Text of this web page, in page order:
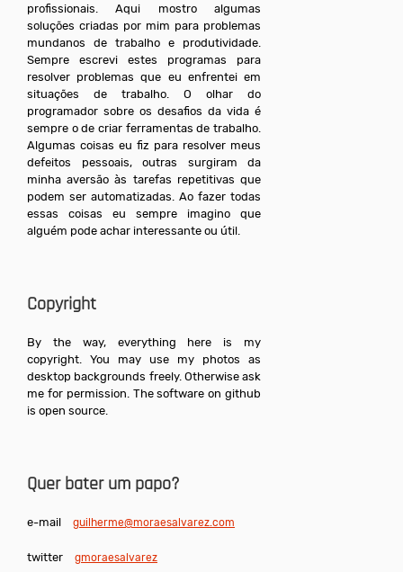
profissionais. Aqui mostro algumas
soluções criadas por mim para problemas
mundanos de trabalho e produtividade.
Sempre escrevi estes programas para
resolver problemas que eu enfrentei em
situações de trabalho. O olhar do
programador sobre os desafios da vida é
sempre o de criar ferramentas de trabalho.
Algumas coisas eu fiz para resolver meus
defeitos pessoais, outras surgiram da
minha aversão às tarefas repetitivas que
podem ser automatizadas. Ao fazer todas
essas coisas eu sempre imagino que
alguém pode achar interessante ou útil.
Copyright
By the way, everything here is my
copyright. You may use my photos as
desktop backgrounds freely. Otherwise ask
me for permission. The software on github
is open source.
Quer bater um papo?
e-mail guilherme@moraesalvarez.com
twitter gmoraesalvarez